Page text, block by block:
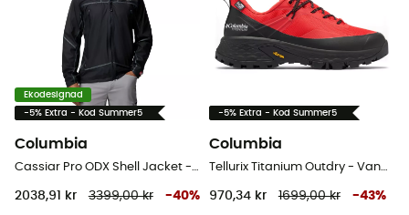
Ekodesignad
-5% Extra - Kod Summer5
Columbia
Cassiar Pro ODX Shell Jacket - Regnjacka - Herr
2038,91 kr 3399,00 kr -40%
-5% Extra - Kod Summer5
Columbia
Tellurix Titanium Outdry - Vandringsskor - Dam
970,34 kr 1699,00 kr -43%